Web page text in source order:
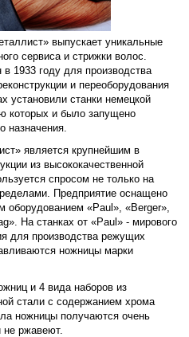
выпускает уникальные
сервиса и стрижки волос.
1933 году для производства
и переоборудования
установили станки немецкой
которых и было запущено
назначения.
является крупнейшим в
из высококачественной
спросом не только на
Предприятие оснащено
«Paul», «Berger»,
На станках от «Paul» - мирового
для производства режущих
ножницы марки
и 4 вида наборов из
стали с содержанием хрома
ножницы получаются очень
ржавеют.